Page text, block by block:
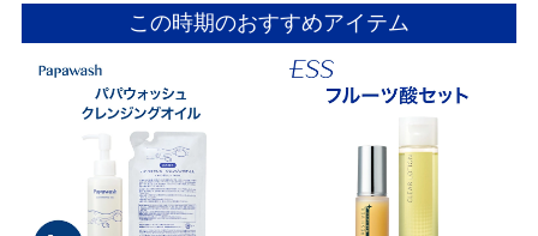
この時期のおすすめアイテム